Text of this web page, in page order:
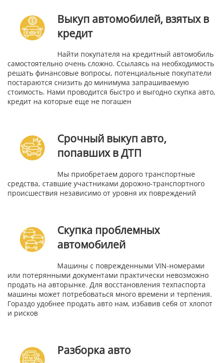
Выкуп автомобилей, взятых в
кредит
Найти покупателя на кредитный автомобиль
самостоятельно очень сложно. Ссылаясь на необходимость
решать финансовые вопросы, потенциальные покупатели
постараются снизить до минимума запрашиваемую
стоимость. Нами проводится быстро и выгодно скупка авто,
кредит на которые еще не погашен
Срочный выкуп авто,
попавших в ДТП
Мы приобретаем дорого транспортные
средства, ставшие участниками дорожно-транспортного
происшествия независимо от уровня их повреждений
Скупка проблемных
автомобилей
Машины с поврежденными VIN-номерами
или потерянными документами практически невозможно
продать на авторынке. Для восстановления техпаспорта
машины может потребоваться много времени и терпения.
Гораздо удобнее продать авто нам, избавив себя от хлопот
и рисков
Разборка авто